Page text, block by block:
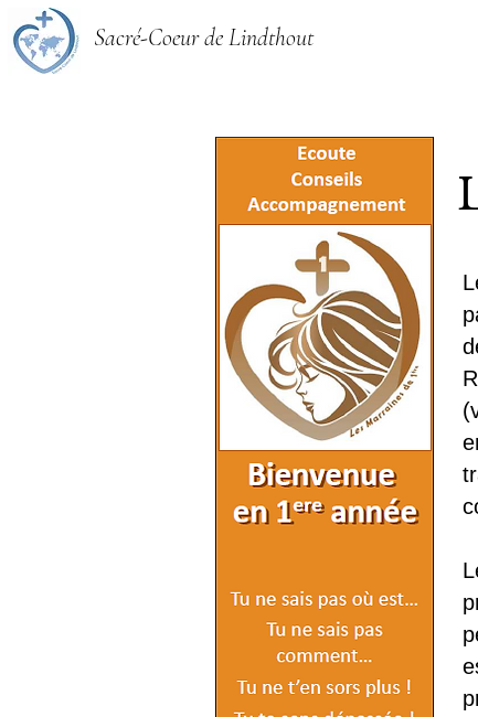
Sacré-Coeur de Lindthout